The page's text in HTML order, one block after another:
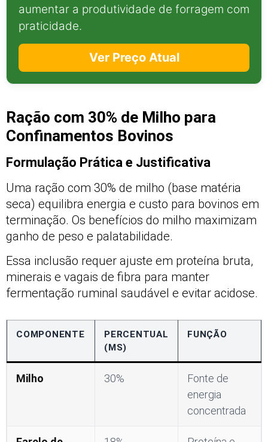
aumentar a produtividade de forragem com
praticidade.
Ver Preço Atual
Ração com 30% de Milho para
Confinamentos Bovinos
Formulação Prática e Justificativa
Uma ração com 30% de milho (base matéria
seca) equilibra energia e custo para bovinos em
terminação. Os benefícios do milho maximizam
ganho de peso e palatabilidade.
Essa inclusão requer ajuste em proteína bruta,
minerais e vagais de fibra para manter
fermentação ruminal saudável e evitar acidose.
COMPONENTE
PERCENTUAL
(MS)
FUNÇÃO
Milho 30%
Fonte de
energia
concentrada